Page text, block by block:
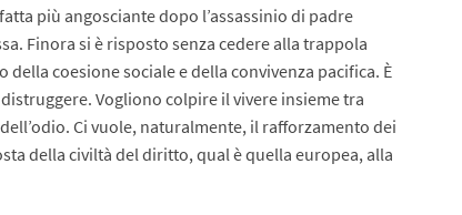
più angosciante dopo l’assassinio di padre
Finora si è risposto senza cedere alla trappola
coesione sociale e della convivenza pacifica. È
Vogliono colpire il vivere insieme tra
Ci vuole, naturalmente, il rafforzamento dei
della civiltà del diritto, qual è quella europea, alla